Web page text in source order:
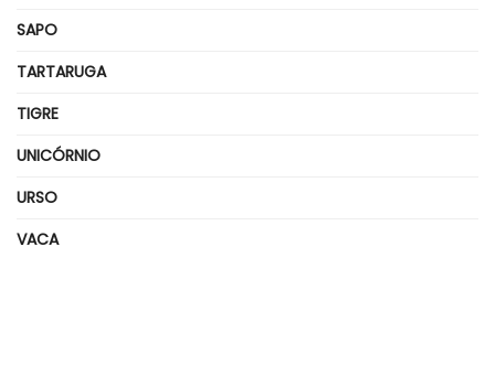
SAPO
TARTARUGA
TIGRE
UNICÓRNIO
URSO
VACA